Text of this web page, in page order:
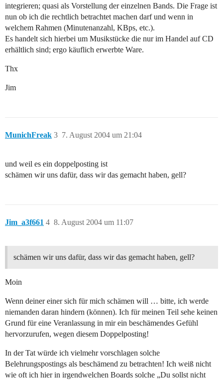
integrieren; quasi als Vorstellung der einzelnen Bands. Die Frage ist
nun ob ich die rechtlich betrachtet machen darf und wenn in
welchem Rahmen (Minutenanzahl, KBps, etc.).
Es handelt sich hierbei um Musikstücke die nur im Handel auf CD
erhältlich sind; ergo käuflich erwerbte Ware.
Thx
Jim
MunichFreak 7. August 2004 um 21:04
3
und weil es ein doppelposting ist
schämen wir uns dafür, dass wir das gemacht haben, gell?
Jim_a3f661 8. August 2004 um 11:07
4
schämen wir uns dafür, dass wir das gemacht haben, gell?
Moin
Wenn deiner einer sich für mich schämen will … bitte, ich werde
niemanden daran hindern (können). Ich für meinen Teil sehe keinen
Grund für eine Veranlassung in mir ein beschämendes Gefühl
hervorzurufen, wegen diesem Doppelposting!
In der Tat würde ich vielmehr vorschlagen solche
Belehrungspostings als beschämend zu betrachten! Ich weiß nicht
wie oft ich hier in irgendwelchen Boards solche „Du sollst nicht